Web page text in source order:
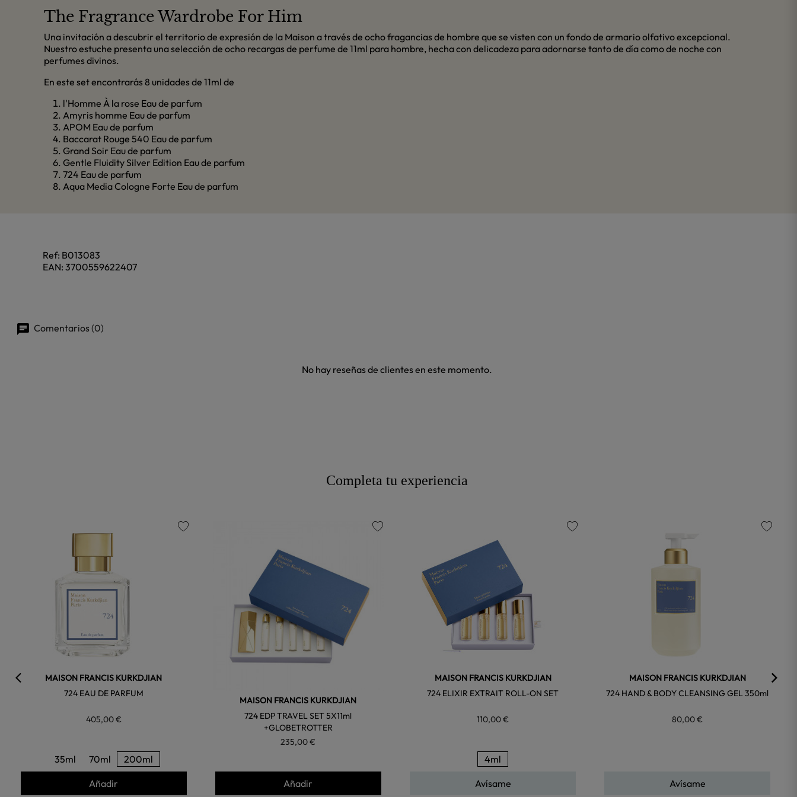
The Fragrance Wardrobe For Him
Una invitación a descubrir el territorio de expresión de la Maison a través de ocho fragancias de hombre que se visten con un fondo de armario olfativo excepcional.
Nuestro estuche presenta una selección de ocho recargas de perfume de 11ml para hombre, hecha con delicadeza para adornarse tanto de día como de noche con
perfumes divinos.
En este set encontrarás 8 unidades de 11ml de
l'Homme À la rose Eau de parfum
Amyris homme Eau de parfum
APOM Eau de parfum
Baccarat Rouge 540 Eau de parfum
Grand Soir Eau de parfum
Gentle Fluidity Silver Edition Eau de parfum
724 Eau de parfum
Aqua Media Cologne Forte Eau de parfum
Ref: B013083
EAN: 3700559622407
Comentarios (0)
No hay reseñas de clientes en este momento.
Completa tu experiencia
MAISON FRANCIS KURKDJIAN
724 EAU DE PARFUM
405,00 €
35ml 70ml 200ml
Añadir
MAISON FRANCIS KURKDJIAN
724 EDP TRAVEL SET 5X11ml
+GLOBETROTTER
235,00 €
Añadir
MAISON FRANCIS KURKDJIAN
724 ELIXIR EXTRAIT ROLL-ON SET
110,00 €
4ml
Avísame
MAISON FRANCIS KURKDJIAN
724 HAND & BODY CLEANSING GEL 350ml
80,00 €
Avísame